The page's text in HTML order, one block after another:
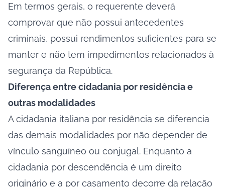
Em termos gerais, o requerente deverá
comprovar que não possui antecedentes
criminais, possui rendimentos suficientes para se
manter e não tem impedimentos relacionados à
segurança da República.
Diferença entre cidadania por residência e
outras modalidades
A cidadania italiana por residência se diferencia
das demais modalidades por não depender de
vínculo sanguíneo ou conjugal. Enquanto a
cidadania por descendência é um direito
originário e a por casamento decorre da relação